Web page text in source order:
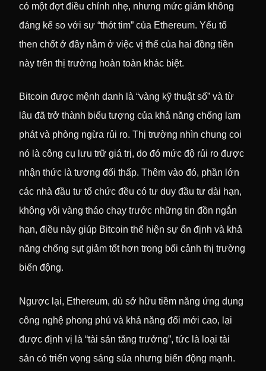
có một đợt điều chỉnh nhẹ, nhưng mức giảm không
đáng kể so với sự “thót tim” của Ethereum. Yếu tố
then chốt ở đây nằm ở việc vị thế của hai đồng tiền
này trên thị trường hoàn toàn khác biệt.
Bitcoin được mệnh danh là “vàng kỹ thuật số” và từ
lâu đã trở thành biểu tượng của khả năng chống lạm
phát và phòng ngừa rủi ro. Thị trường nhìn chung coi
nó là công cụ lưu trữ giá trị, do đó mức độ rủi ro được
nhận thức là tương đối thấp. Thêm vào đó, phần lớn
các nhà đầu tư tổ chức đều có tư duy đầu tư dài hạn,
không vội vàng tháo chạy trước những tin đồn ngắn
hạn, điều này giúp Bitcoin thể hiện sự ổn định và khả
năng chống sụt giảm tốt hơn trong bối cảnh thị trường
biến động.
Ngược lại, Ethereum, dù sở hữu tiềm năng ứng dụng
công nghệ phong phú và khả năng đổi mới cao, lại
được định vị là “tài sản tăng trưởng”, tức là loại tài
sản có triển vọng sáng sủa nhưng biến động mạnh.